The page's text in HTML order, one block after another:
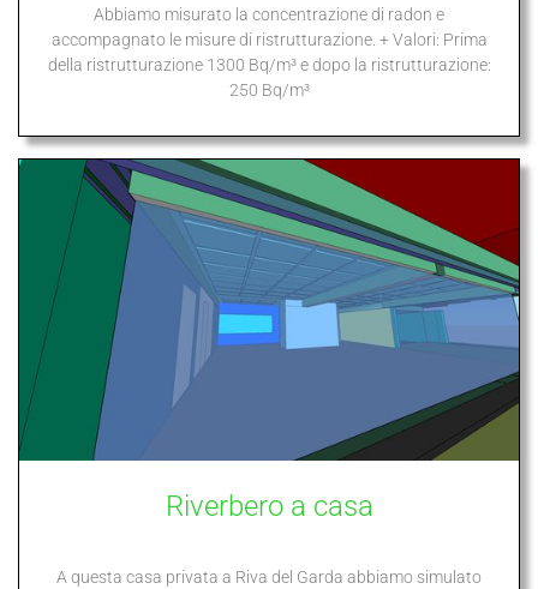
Abbiamo misurato la concentrazione di radon e
accompagnato le misure di ristrutturazione. + Valori: Prima
della ristrutturazione 1300 Bq/m³ e dopo la ristrutturazione:
250 Bq/m³
Riverbero a casa
A questa casa privata a Riva del Garda abbiamo simulato